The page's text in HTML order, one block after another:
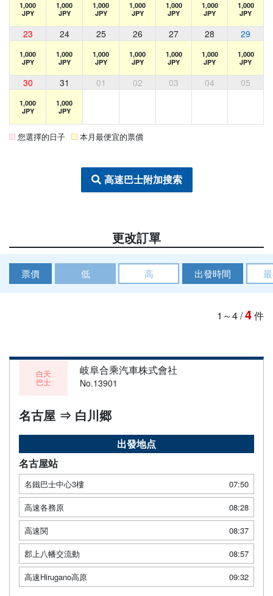
1,000
JPY
1,000
JPY
1,000
JPY
1,000
JPY
1,000
JPY
1,000
JPY
1,000
JPY
23 24 25 26 27 28 29
1,000
JPY
1,000
JPY
1,000
JPY
1,000
JPY
1,000
JPY
1,000
JPY
1,000
JPY
30 31 01 02 03 04 05
1,000
JPY
1,000
JPY
您選擇的日子 本月最便宜的票價
高速巴士附加搜索
更改訂單
票價 低 高 出發時間
1～4/4件
白天
巴士
岐阜合乘汽車株式會社
No.13901
名古屋 ⇒ 白川郷
出發地点
名古屋站
名鐵巴士中心3樓
07:50
高速各務原
08:28
高速関
08:37
郡上八幡交流動
08:57
高速Hirugano高原
09:32